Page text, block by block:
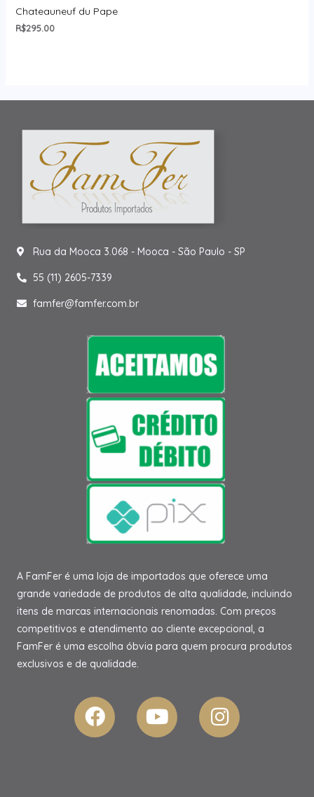
Chateauneuf du Pape
R$295.00
Rua da Mooca 3.068 - Mooca - São Paulo - SP
55 (11) 2605-7339
famfer@famfer.com.br
A FamFer é uma loja de importados que oferece uma
grande variedade de produtos de alta qualidade, incluindo
itens de marcas internacionais renomadas. Com preços
competitivos e atendimento ao cliente excepcional, a
FamFer é uma escolha óbvia para quem procura produtos
exclusivos e de qualidade.